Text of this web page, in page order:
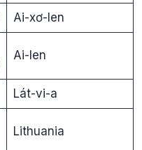
Ai-xơ-len
Ai-len
Lát-vi-a
Lithuania